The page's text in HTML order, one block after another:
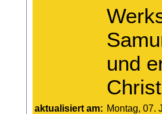
und
aktualisiert am: Montag, 07.